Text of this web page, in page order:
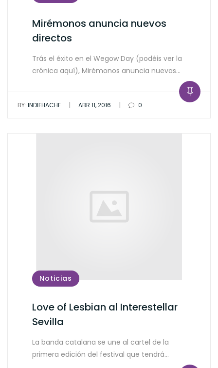
Mirémonos anuncia nuevos
directos
Trás el éxito en el Wegow Day (podéis ver la
crónica aquí), Mirémonos anuncia nuevas…
BY: INDIEHACHE | ABR 11, 2016 | 0
Noticias
Love of Lesbian al Interestellar
Sevilla
La banda catalana se une al cartel de la
primera edición del festival que tendrá…